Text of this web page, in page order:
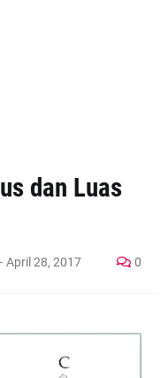
dan Luas
- April 28, 2017 0